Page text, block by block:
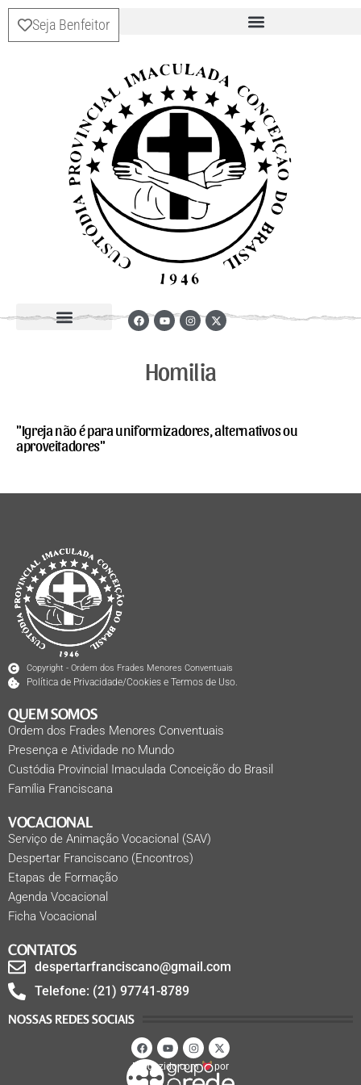
Seja Benfeitor
Homilia
"Igreja não é para uniformizadores, alternativos ou
aproveitadores"
Copyright - Ordem dos Frades Menores Conventuais
Política de Privacidade/Cookies e Termos de Uso.
QUEM SOMOS
Ordem dos Frades Menores Conventuais
Presença e Atividade no Mundo
Custódia Provincial Imaculada Conceição do Brasil
Família Franciscana
VOCACIONAL
Serviço de Animação Vocacional (SAV)
Despertar Franciscano (Encontros)
Etapas de Formação
Agenda Vocacional
Ficha Vocacional
CONTATOS
despertarfranciscano@gmail.com
Telefone: (21) 97741-8789
NOSSAS REDES SOCIAIS
Produzido com por